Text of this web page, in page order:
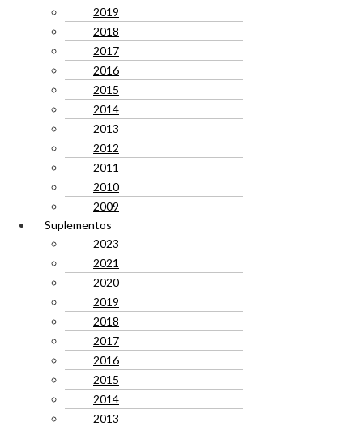
2019
2018
2017
2016
2015
2014
2013
2012
2011
2010
2009
Suplementos
2023
2021
2020
2019
2018
2017
2016
2015
2014
2013